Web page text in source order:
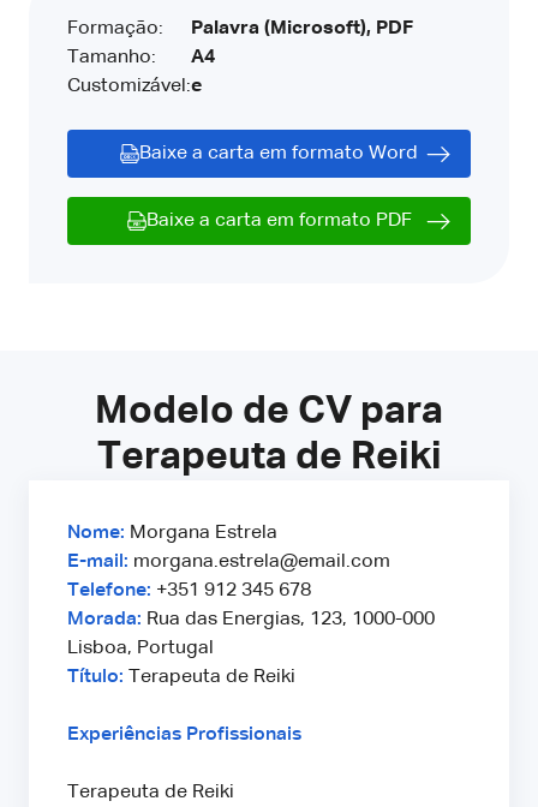
Formação:
Tamanho:
Customizável:
Palavra (Microsoft), PDF
A4
e
Baixe a carta em formato Word
Baixe a carta em formato PDF
Modelo de CV para
Terapeuta de Reiki
Nome: Morgana Estrela
E-mail: morgana.estrela@email.com
Telefone: +351 912 345 678
Morada: Rua das Energias, 123, 1000-000
Lisboa, Portugal
Título: Terapeuta de Reiki
Experiências Profissionais
Terapeuta de Reiki